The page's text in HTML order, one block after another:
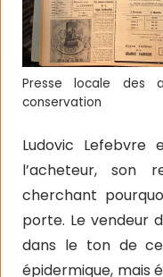
Presse locale
conservation
Ludovic
l’acheteur, son
cherchant
porte. Le vendeur
dans le ton de ce
épidermique, mais